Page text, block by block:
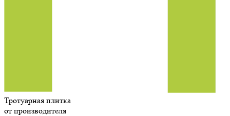
Тротуарная плитка
от производителя